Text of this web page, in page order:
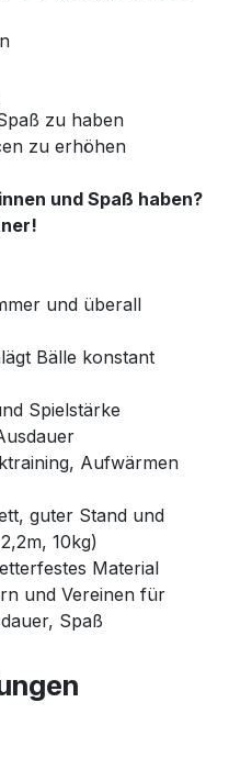
zu haben
zu erhöhen
und Spaß haben?
und überall
Bälle konstant
Spielstärke
Aufwärmen
guter Stand und
10kg)
Material
und Vereinen für
Spaß